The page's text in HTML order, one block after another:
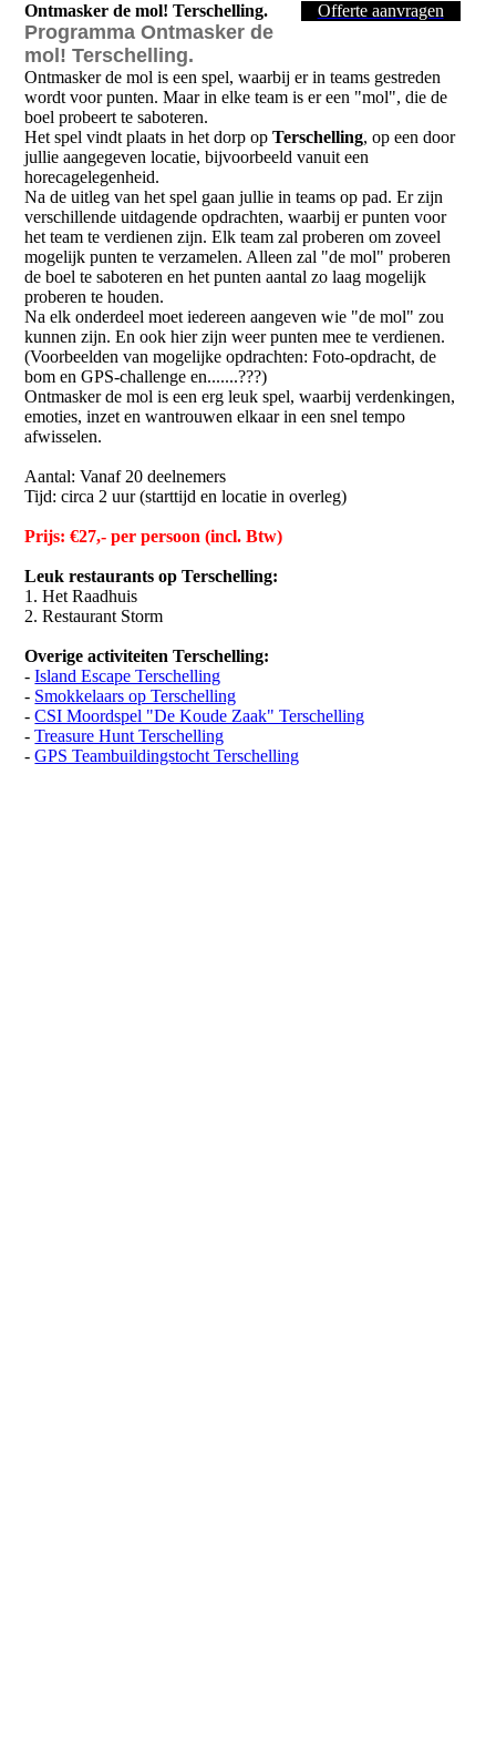
Offerte aanvragen
Ontmasker de mol! Terschelling.
Programma Ontmasker de
mol! Terschelling.
Ontmasker de mol is een spel, waarbij er in teams gestreden
wordt voor punten. Maar in elke team is er een "mol", die de
boel probeert te saboteren.
Het spel vindt plaats in het dorp opTerschelling, op een door
jullie aangegeven locatie, bijvoorbeeld vanuit een
horecagelegenheid.
Na de uitleg van het spel gaan jullie in teams op pad. Er zijn
verschillende uitdagende opdrachten, waarbij er punten voor
het team te verdienen zijn. Elk team zal proberen om zoveel
mogelijk punten te verzamelen. Alleen zal "de mol" proberen
de boel te saboteren en het punten aantal zo laag mogelijk
proberen te houden.
Na elk onderdeel moet iedereen aangeven wie "de mol" zou
kunnen zijn. En ook hier zijn weer punten mee te verdienen.
(Voorbeelden van mogelijke opdrachten: Foto-opdracht, de
bom en GPS-challenge en.......???)
Ontmasker de mol is een erg leuk spel, waarbij verdenkingen,
emoties, inzet en wantrouwen elkaar in een snel tempo
afwisselen.
Aantal: Vanaf 20 deelnemers
Tijd: circa 2 uur (starttijd en locatie in overleg)
Prijs: €27,- per persoon (incl. Btw)
Leuk restaurants op Terschelling:
1. Het Raadhuis
2. Restaurant Storm
Overige activiteiten Terschelling:
-Island Escape Terschelling
- Smokkelaars op Terschelling
-CSI Moordspel "De Koude Zaak" Terschelling
-Treasure Hunt Terschelling
-GPS Teambuildingstocht Terschelling